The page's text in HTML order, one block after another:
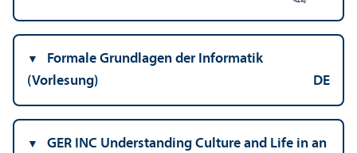
Formale Grundlagen der Informatik
(Vorlesung)
DE
GER INC Understanding Culture and Life in an